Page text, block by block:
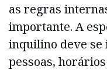
as regras
importante. A
inquilino deve
pessoas,